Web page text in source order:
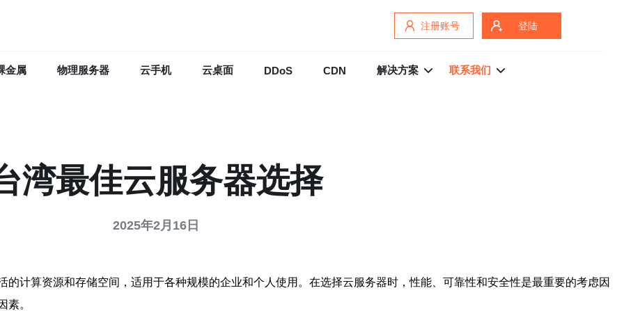
注册账号 登陆
金属 物理服务器 云手机 云桌面 DDoS CDN 解决方案 联系我们
湾最佳云服务器选择
2025年2月16日
计算资源和存储空间，适用于各种规模的企业和个人使用。在选择云服务器时，性能、可靠性和安全性是最重要的考虑因
素。